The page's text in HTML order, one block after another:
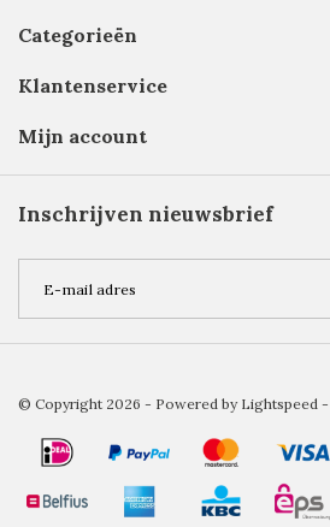
Categorieën
Klantenservice
Mijn account
Inschrijven nieuwsbrief
© Copyright 2026 - Powered by Lightspeed -